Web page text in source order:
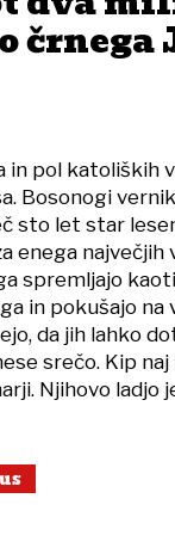
in pol katoliških
Bosonogi
sto let star
enega
spremljajo
in pokušajo na
da jih lahko
srečo. Kip
Njihovo ladjo